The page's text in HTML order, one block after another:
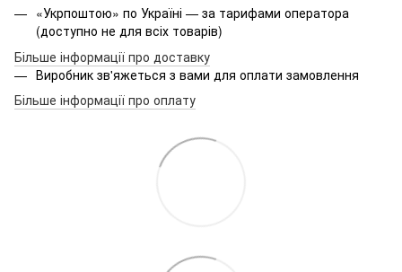
«Укрпоштою» по Україні — за тарифами оператора
(доступно не для всіх товарів)
Більше інформації про доставку
Виробник зв'яжеться з вами для оплати замовлення
Більше інформації про оплату